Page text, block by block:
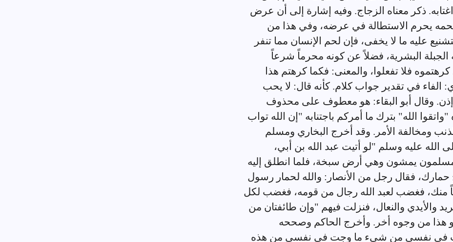
ذكر معناه الزجاج. وفيه إشارة إلى أن عرض
لحمه يحرم الاستطالة في عرضه، وفي هذا من
عليه ما لا يخفى، فإن لحم الإنسان مما تنفر
الجبلة البشرية، فضلاً عن كونه محرماً شرعاً
فلا تفعلوا، والمعنى: فكما كرهتم هذا
الفاء في تقدير جواب كلام. كأنه قال: لا يحب
وقال أبو البقاء: هو معطوف على محذوف
الله" بترك ما أمركم باجتنابه "إن الله تواب
ومخالفة الأمر. وقد أخرج البخاري ومسلم
عليه وسلم "لو أتيت عبد الله بن أبي،
يمشون وهي أرض سبخة، فلما انطلق إليه
حمارك، فقال رجل من الأنصار: والله لحمار رسول
منك، فغضب لعبد الله رجال من قومه، فغضب لكل
والأيدي والنعال، فنزلت فيهم "وإن طائفتان من
هذا من وجوه أخر. وأخرج الحاكم وصححه
في نفسي من شيء ما وجت في نفسي من هذه